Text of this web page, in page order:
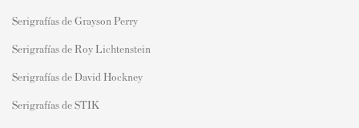
Serigrafías de Grayson Perry
Serigrafías de Roy Lichtenstein
Serigrafías de David Hockney
Serigrafías de STIK